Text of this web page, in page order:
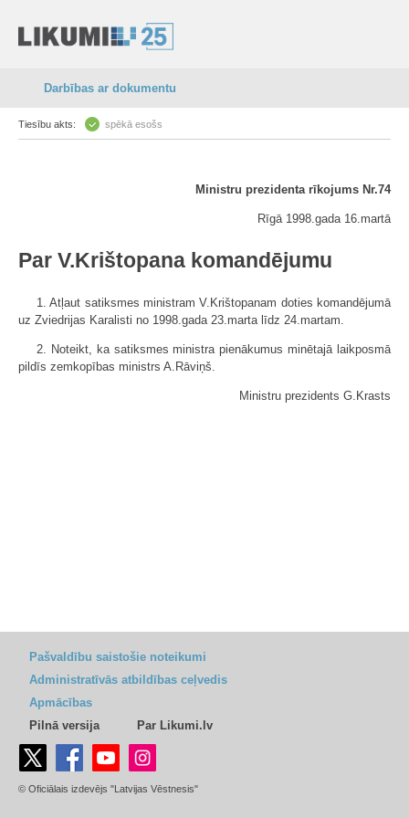
Darbības ar dokumentu
Tiesību akts: spēkā esošs
Ministru prezidenta rīkojums Nr.74
Rīgā 1998.gada 16.martā
Par V.Krištopana komandējumu
1. Atļaut satiksmes ministram V.Krištopanam doties komandējumā
uz Zviedrijas Karalisti no 1998.gada 23.marta līdz 24.martam.
2. Noteikt, ka satiksmes ministra pienākumus minētajā laikposmā
pildīs zemkopības ministrs A.Rāviņš.
Ministru prezidents G.Krasts
Pašvaldību saistošie noteikumi
Administratīvās atbildības ceļvedis
Apmācības
Pilnā versija
Par Likumi.lv
© Oficiālais izdevējs "Latvijas Vēstnesis"